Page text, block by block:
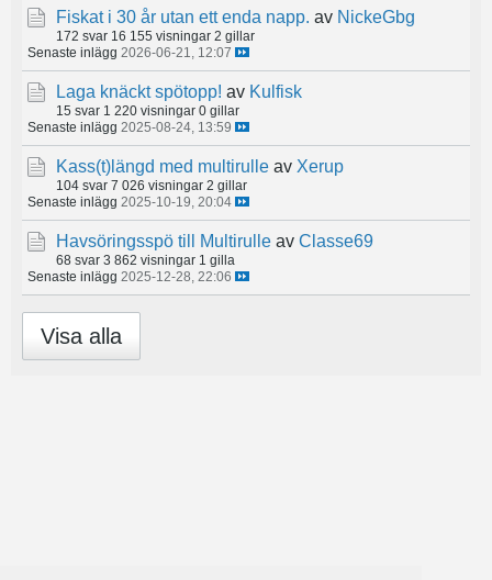
Fiskat i 30 år utan ett enda napp. av NickeGbg
172 svar 16 155 visningar 2 gillar
Senaste inlägg 2026-06-21, 12:07
Laga knäckt spötopp! av Kulfisk
15 svar 1 220 visningar 0 gillar
Senaste inlägg 2025-08-24, 13:59
Kass(t)längd med multirulle av Xerup
104 svar 7 026 visningar 2 gillar
Senaste inlägg 2025-10-19, 20:04
Havsöringsspö till Multirulle av Classe69
68 svar 3 862 visningar 1 gilla
Senaste inlägg 2025-12-28, 22:06
Visa alla